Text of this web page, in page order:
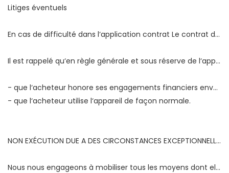
Litiges éventuels
En cas de difficulté dans l‘application contrat Le contrat de garantie et de service après-vente national, l‘acheteur a la possibilité, avant toute action en justice, de rechercher une solution amiable, notamment avec l‘aide d‘une association de consommateurs, ou d‘une organisation professionnelle de la branche.
Il est rappelé qu‘en règle générale et sous réserve de l‘appréciation des tribunaux, le respect des dispositions du présent contrat relatives à la garantie contractuelle suppose:
- que l‘acheteur honore ses engagements financiers envers le vendeur;
- que l‘acheteur utilise l‘appareil de façon normale.
NON EXÉCUTION DUE A DES CIRCONSTANCES EXCEPTIONNELLES :
Nous nous engageons à mobiliser tous les moyens dont elle dispose pour effectuer l‘ensemble des prestations prévues dans le présent contrat.